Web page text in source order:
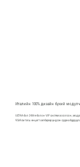
Италийн 100% дизайн бүхий
ULTRA бол 2-Wire болон ViP систем хосолсон,
9.5x9 см тэгш өнцөгт хэлбэрээр үндсэн сууриа